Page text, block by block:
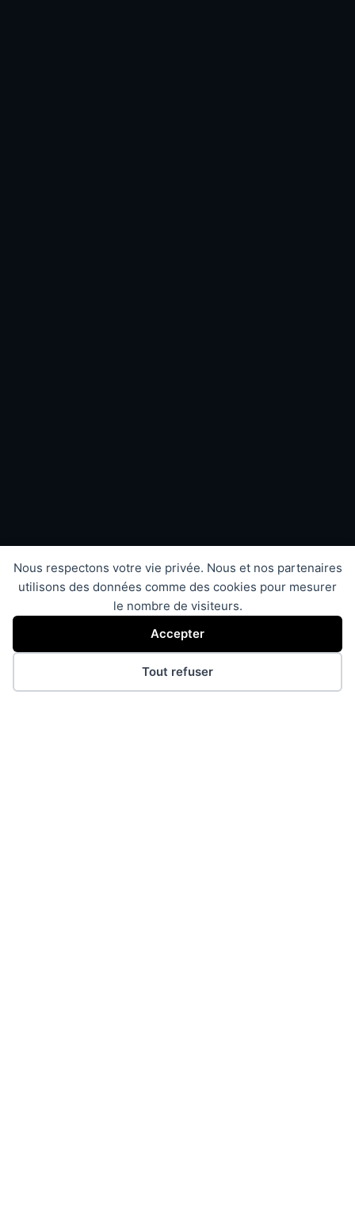
Nous respectons votre vie privée. Nous et nos partenaires
utilisons des données comme des cookies pour mesurer
le nombre de visiteurs.
Accepter
Tout refuser